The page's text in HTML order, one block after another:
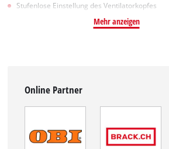
Stufenlose Einstellung des Ventilatorkopfes
Mehr anzeigen
Online Partner